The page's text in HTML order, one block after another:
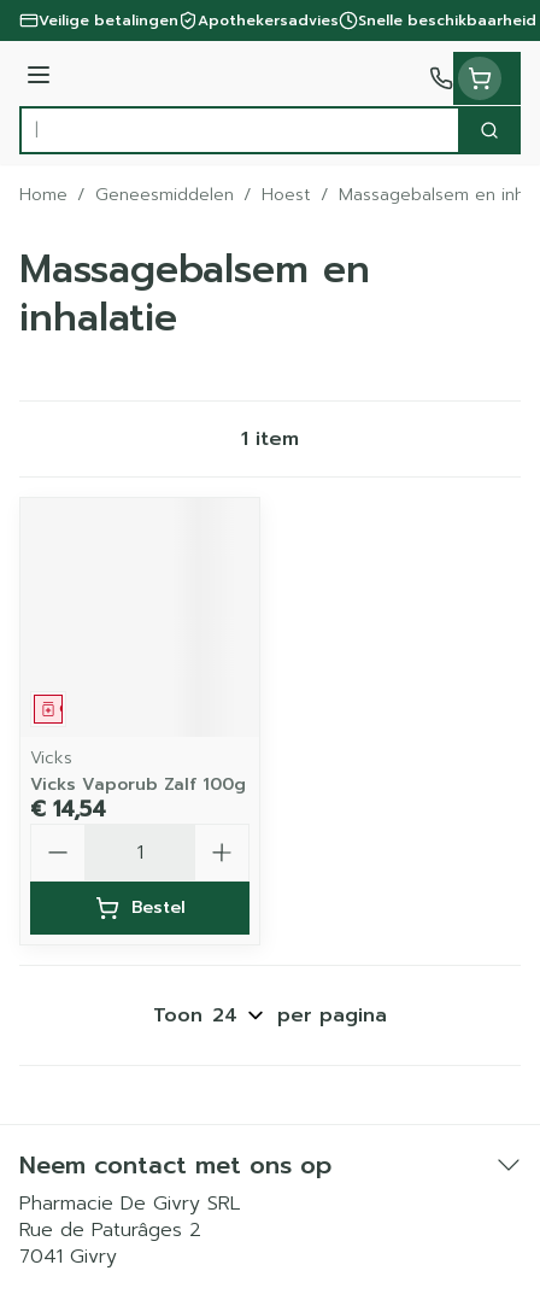
Ga naar de inhoud
Veilige betalingen Apothekersadvies Snelle beschikbaarheid
Menu
Product, merk, categorie...
Zoek
Home / Geneesmiddelen / Hoest / Massagebalsem en
Massagebalsem en
inhalatie
1 item
Geneesmiddel
Vicks
Vicks Vaporub Zalf 100g
€ 14,54
Bestel
Toon per pagina
Neem contact met ons op
Pharmacie De Givry SRL
Rue de Paturâges 2
7041 Givry